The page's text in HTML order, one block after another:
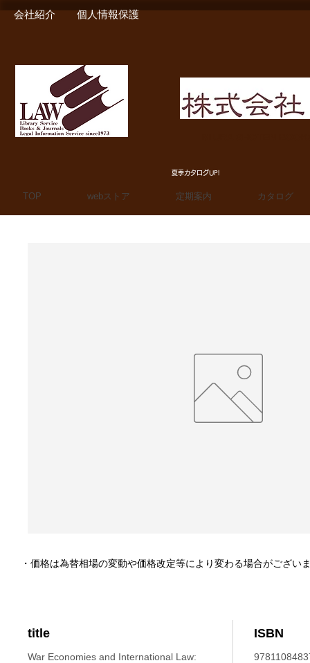
会社紹介 個人情報保護
夏季カタログUP!
TOP webストア 定期案内 カタログ
title
War Economies and International Law:
ISBN
・価格は為替相場の変動や価格改定等により変わる場合がござい